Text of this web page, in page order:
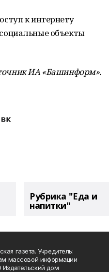
к интернету
объекты
ИА «Башинформ».
Рубрика "Еда и
напитки"
газета. Учредитель:
массовой информации
Издательский дом